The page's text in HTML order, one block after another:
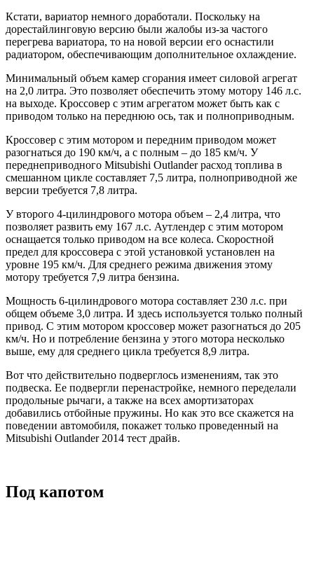
Кстати, вариатор немного доработали. Поскольку на
дорестайлинговую версию были жалобы из-за частого
перегрева вариатора, то на новой версии его оснастили
радиатором, обеспечивающим дополнительное охлаждение.
Минимальный объем камер сгорания имеет силовой агрегат
на 2,0 литра. Это позволяет обеспечить этому мотору 146 л.с.
на выходе. Кроссовер с этим агрегатом может быть как с
приводом только на переднюю ось, так и полноприводным.
Кроссовер с этим мотором и передним приводом может
разогнаться до 190 км/ч, а с полным – до 185 км/ч. У
переднеприводного Mitsubishi Outlander расход топлива в
смешанном цикле составляет 7,5 литра, полноприводной же
версии требуется 7,8 литра.
У второго 4-цилиндрового мотора объем – 2,4 литра, что
позволяет развить ему 167 л.с. Аутлендер с этим мотором
оснащается только приводом на все колеса. Скоростной
предел для кроссовера с этой установкой установлен на
уровне 195 км/ч. Для среднего режима движения этому
мотору требуется 7,9 литра бензина.
Мощность 6-цилиндрового мотора составляет 230 л.с. при
общем объеме 3,0 литра. И здесь используется только полный
привод. С этим мотором кроссовер может разогнаться до 205
км/ч. Но и потребление бензина у этого мотора несколько
выше, ему для среднего цикла требуется 8,9 литра.
Вот что действительно подверглось изменениям, так это
подвеска. Ее подвергли перенастройке, немного переделали
продольные рычаги, а также на всех амортизаторах
добавились отбойные пружины. Но как это все скажется на
поведении автомобиля, покажет только проведенный на
Mitsubishi Outlander 2014 тест драйв.
Под капотом